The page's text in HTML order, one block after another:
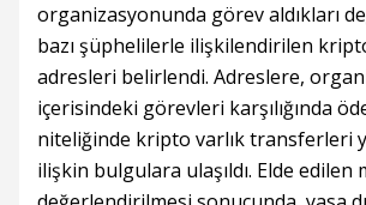
organizasyonunda görev aldıkları
bazı şüphelilerle ilişkilendirilen
adresleri belirlendi. Adreslere,
içerisindeki görevleri karşılığında
niteliğinde kripto varlık transferleri
ilişkin bulgulara ulaşıldı. Elde edilen